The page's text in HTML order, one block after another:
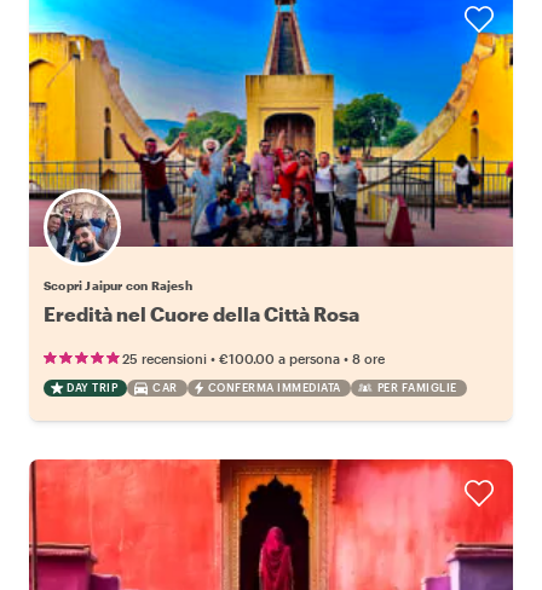
Scopri Jaipur con Rajesh
Eredità nel Cuore della Città Rosa
25 recensioni • €100.00 a persona • 8 ore
DAY TRIP CAR CONFERMA IMMEDIATA PER FAMIGLIE